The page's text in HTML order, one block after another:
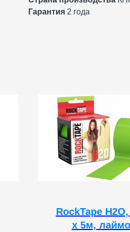
Гарантия 2 года
RockTape
х 5м,